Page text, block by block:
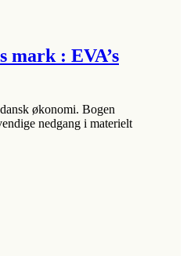
mark : EVA’s
økonomi. Bogen
nedgang i materielt